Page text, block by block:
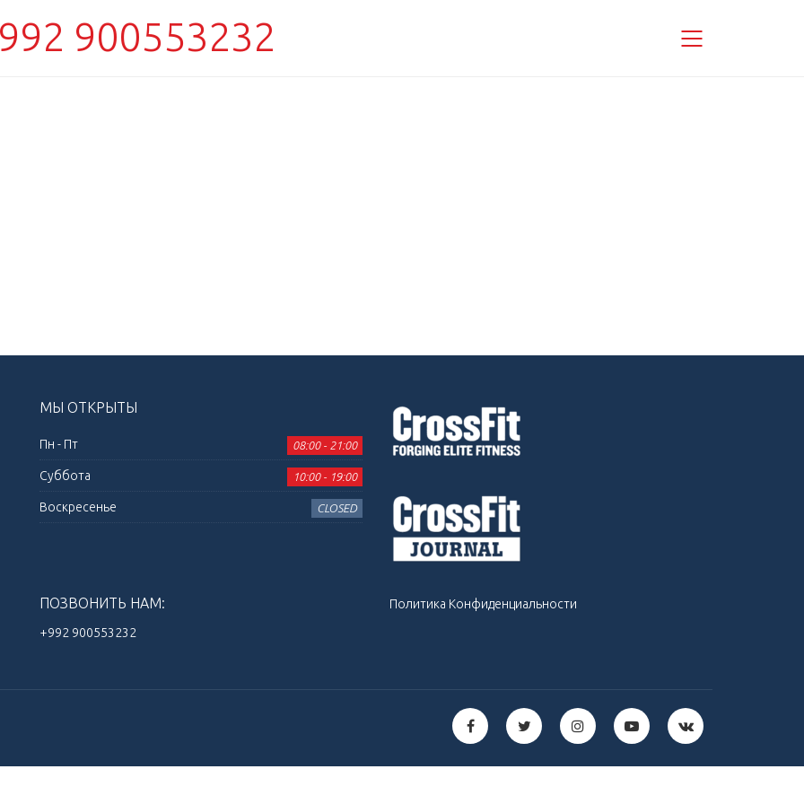
900553232
МЫ ОТКРЫТЫ
Пн - Пт 08:00 - 21:00
Суббота 10:00 - 19:00
Воскресенье CLOSED
ПОЗВОНИТЬ НАМ:
+992 900553232‬
Политика Конфиденциальности